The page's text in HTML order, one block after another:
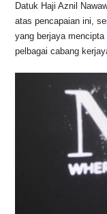
Datuk Haji Aznil
atas pencapaian ini,
yang berjaya
pelbagai cabang